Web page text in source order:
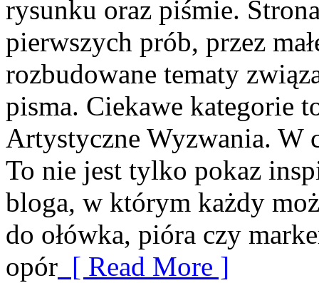
rysunku oraz piśmie.
pierwszych prób, przez
rozbudowane tematy
pisma. Ciekawe kategorie
Artystyczne Wyzwania.
To nie jest tylko pokaz
bloga, w którym każdy
do ołówka, pióra czy
opór [ Read More ]